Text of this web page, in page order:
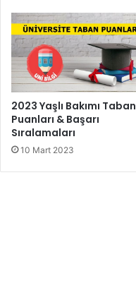
2023 Yaşlı Bakımı Taban
Puanları & Başarı
Sıralamaları
10 Mart 2023